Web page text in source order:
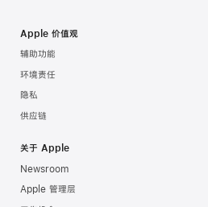
Apple 价值观
辅助功能
环境责任
隐私
供应链
关于 Apple
Newsroom
Apple 管理层